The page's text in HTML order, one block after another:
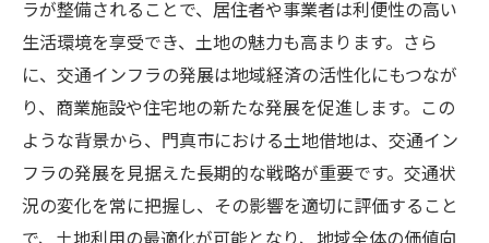
ラが整備されることで、居住者や事業者は利便性の高い
生活環境を享受でき、土地の魅力も高まります。さら
に、交通インフラの発展は地域経済の活性化にもつなが
り、商業施設や住宅地の新たな発展を促進します。この
ような背景から、門真市における土地借地は、交通イン
フラの発展を見据えた長期的な戦略が重要です。交通状
況の変化を常に把握し、その影響を適切に評価すること
で、土地利用の最適化が可能となり、地域全体の価値向